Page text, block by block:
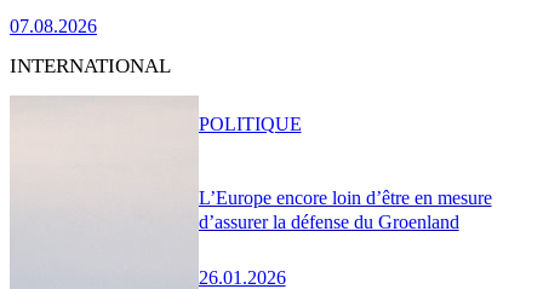
07.08.2026
INTERNATIONAL
L’Europe encore loin d’être en mesure
d’assurer la défense du Groenland
26.01.2026
POLITIQUE